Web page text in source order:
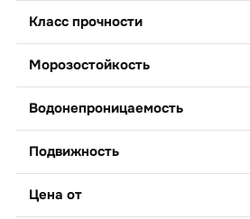
Класс прочности
Морозостойкость
Водонепроницаемость
Подвижность
Цена от